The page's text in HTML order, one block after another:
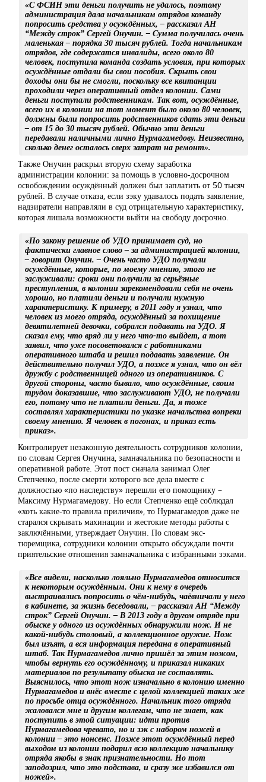
«С ФСИН эти деньги получить не удалось, поэтому
администрация дала начальникам отрядов команду
попросить средства у осуждённых, – рассказал АН
“Между строк” Сергей Онучин. – Сумма получилась очень
маленькая – порядка 30 тысяч рублей. Тогда начальникам
отрядов, где содержатся инвалиды, всего около 80
человек, поступила команда создать условия, при которых
осуждённые отдали бы свои пособия. Скрыть свои
доходы они бы не смогли, поскольку все квитанции
проходили через оперативный отдел колонии. Сами
деньги поступали родственникам. Так вот, осуждённые,
всего их в колонии на тот момент было около 80 человек,
должны были попросить родственников сдать эти деньги
– от 15 до 30 тысяч рублей. Обычно эти деньги
передавали наличными лично Нурмагамедову. Неизвестно,
сколько денег осталось сверх затрат на ремонт».
Также Онучин раскрыл вторую схему заработка
администрации колонии: за помощь в условно-досрочном
освобождении осуждённый должен был заплатить от 50 тысяч
рублей. В случае отказа, если зэку удавалось подать заявление,
надзиратели направляли в суд отрицательную характеристику,
которая лишала возможности выйти на свободу досрочно.
«По закону решение об УДО принимает суд, но
фактически главное слово – за администрацией колонии,
– говорит Онучин. – Очень часто УДО получали
осуждённые, которые, по моему мнению, этого не
заслуживали: сроки они получили за серьёзные
преступления, в колонии зарекомендовали себя не очень
хорошо, но платили деньги и получали нужную
характеристику. К примеру, в 2011 году я узнал, что
человек из моего отряда, осуждённый за похищение
девятилетней девочки, собрался подавать на УДО. Я
сказал ему, что вряд ли у него что-то выйдет, а тот
заявил, что уже посоветовался с работниками
оперативного штаба и решил подавать заявление. Он
действительно получил УДО, а позже я узнал, что он вёл
дружбу с родственницей одного из оперативников. С
другой стороны, часто бывало, что осуждённые, своим
трудом доказавшие, что заслуживают УДО, не получали
его, потому что не платили деньги. Да, я тоже
составлял характеристики по указке начальства вопреки
своему мнению. Я человек в погонах, и приказ есть
приказ».
Контролирует незаконную деятельность сотрудников колонии,
по словам Сергея Онучина, замначальника по безопасности и
оперативной работе. Этот пост сначала занимал Олег
Степченко, после смерти которого все дела вместе с
должностью «по наследству» перешли его помощнику –
Максиму Нурмагамедову. Но если Степченко ещё соблюдал
«хоть какие-то правила приличия», то Нурмагамедов даже не
старался скрывать махинации и жестокие методы работы с
заключёнными, утверждает Онучин. По словам экс-
тюремщика, сотрудники колонии открыто обсуждали почти
приятельские отношения замначальника с избранными зэками.
«Все видели, насколько лояльно Нурмагамедов относится
к некоторым осуждённым. Они к нему в очередь
выстраивались попросить о чём-нибудь, чаёвничали у него
в кабинете, за жизнь беседовали, – рассказал АН “Между
строк” Сергей Онучин. – В 2013 году в другом отряде при
обыске у одного из осуждённых обнаружили нож. И не
какой-нибудь столовый, а коллекционное оружие. Нож
был изъят, а вся информация передана в оперативный
штаб. Так Нурмагамедов лично пришёл за этим ножом,
чтобы вернуть его осуждённому, и приказал никаких
материалов по результату обыска не составлять.
Выяснилось, что этот нож изначально в колонию именно
Нурмагамедов и внёс вместе с целой коллекцией таких же
по просьбе отца осуждённого. Начальник того отряда
жаловался мне и другим коллегам, что не знает, как
поступить в этой ситуации: идти против
Нурмагамедова чревато, но и зэк с набором ножей в
колонии – это нонсенс. Позже этот осуждённый перед
выходом из колонии подарил всю коллекцию начальнику
отряда якобы в знак признательности. Но тот
заподозрил, что это подстава, и сразу же избавился от
ножей».